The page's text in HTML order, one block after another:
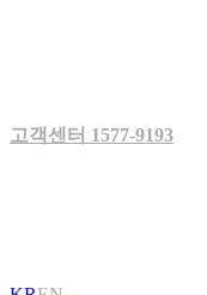
고객센터 1577-9193